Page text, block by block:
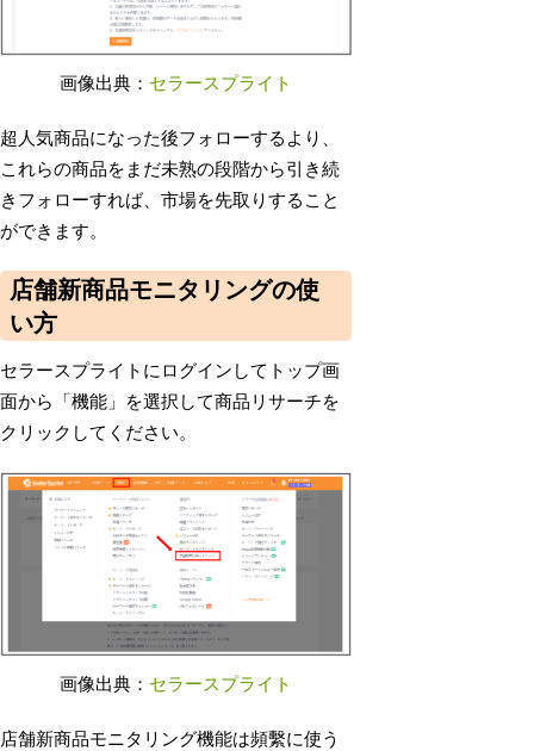
画像出典： セラースプライト
超人気商品になった後フォローするより、
これらの商品をまだ未熟の段階から引き続
きフォローすれば、市場を先取りすること
ができます。
店舗新商品モニタリングの使
い方
セラースプライトにログインしてトップ画
面から「機能」を選択して商品リサーチを
クリックしてください。
画像出典： セラースプライト
店舗新商品モニタリング機能は頻繫に使う